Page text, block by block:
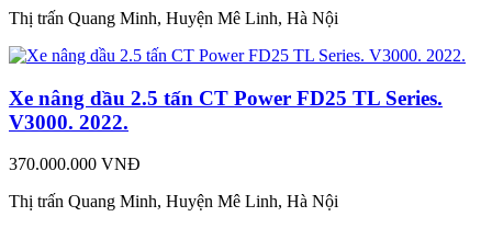
Thị trấn Quang Minh, Huyện Mê Linh, Hà Nội
Xe nâng dầu 2.5 tấn CT Power FD25 TL Series.
V3000. 2022.
370.000.000 VNĐ
Thị trấn Quang Minh, Huyện Mê Linh, Hà Nội